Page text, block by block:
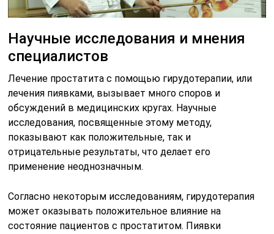
Научные исследования и мнения
специалистов
Лечение простатита с помощью гирудотерапии, или
лечения пиявками, вызывает много споров и
обсуждений в медицинских кругах. Научные
исследования, посвященные этому методу,
показывают как положительные, так и
отрицательные результаты, что делает его
применение неоднозначным.
Согласно некоторым исследованиям, гирудотерапия
может оказывать положительное влияние на
состояние пациентов с простатитом. Пиявки